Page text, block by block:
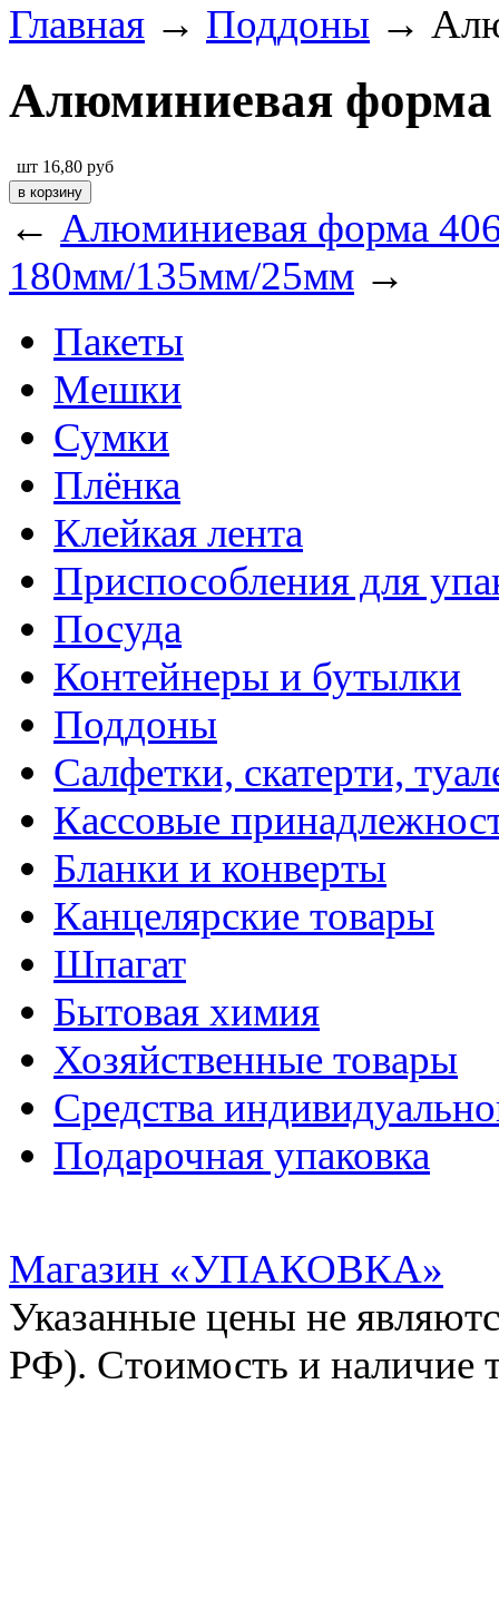
Главная → Поддоны →
Алюминиевая
шт 16,80 руб
← Алюминиевая форма
180мм/135мм/25мм →
Пакеты
Мешки
Сумки
Плёнка
Клейкая лента
Приспособления для
Посуда
Контейнеры и бутылки
Поддоны
Салфетки, скатерти,
Кассовые
Бланки и конверты
Канцелярские товары
Шпагат
Бытовая химия
Хозяйственные товары
Средства
Подарочная упаковка
Магазин «УПАКОВКА»
Указанные цены не
РФ). Стоимость и наличие